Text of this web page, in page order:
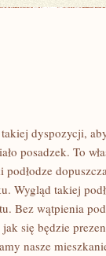
dyspozycji,
posadzek. To
Wygląd takiej
Bez wątpienia
się będzie
nasze